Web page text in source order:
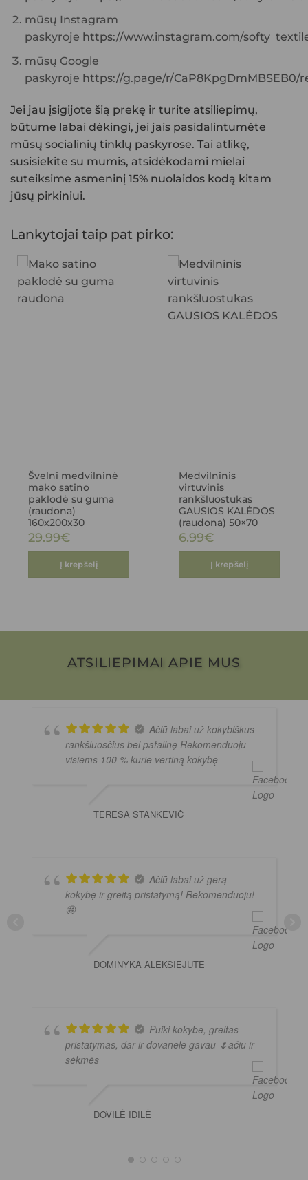
mūsų Instagram
paskyroje https://www.instagram.com/
mūsų Google
paskyroje https://g.page/r/CaP8KpgDmMBSEB0/
Jei jau įsigijote šią prekę ir turite atsiliepimų,
būtume labai dėkingi, jei jais pasidalintumėte
mūsų socialinių tinklų paskyrose. Tai atlikę,
susisiekite su mumis, atsidėkodami mielai
suteiksime asmeninį 15% nuolaidos kodą kitam
jūsų pirkiniui.
Lankytojai taip pat pirko:
Švelni medvilninė
mako satino
paklodė su guma
(raudona)
160x200x30
29.99€
Į krepšelį
Medvilninis
virtuvinis
rankšluostukas
GAUSIOS KALĖDOS
(raudona) 50×70
6.99€
Į krepšelį
ATSILIEPIMAI APIE MUS
Ačiū labai už kokybiškus
rankšluosčius bei patalinę Rekomenduoju
visiems 100 % kurie vertiną kokybę
TERESA STANKEVIČ
Ačiū labai už gerą
kokybę ir greitą pristatymą! Rekomenduoju!
🤩
DOMINYKA ALEKSIEJUTE
Puiki kokybe, greitas
pristatymas, dar ir dovanele gavau 🌷ačiū ir
sėkmės
DOVILĖ IDILĖ